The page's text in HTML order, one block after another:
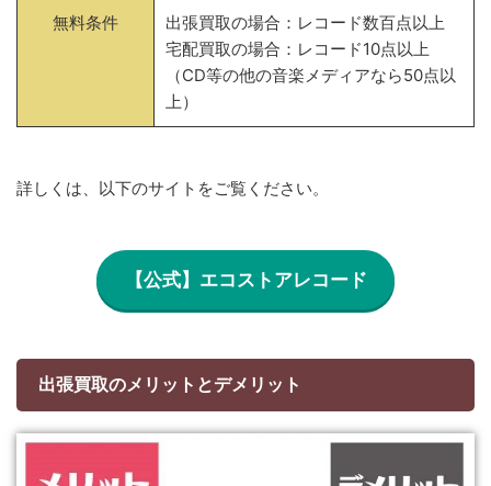
無料条件
出張買取の場合：レコード数百点以上
宅配買取の場合：レコード10点以上
（CD等の他の音楽メディアなら50点以
上）
詳しくは、以下のサイトをご覧ください。
【公式】エコストアレコード
出張買取のメリットとデメリット